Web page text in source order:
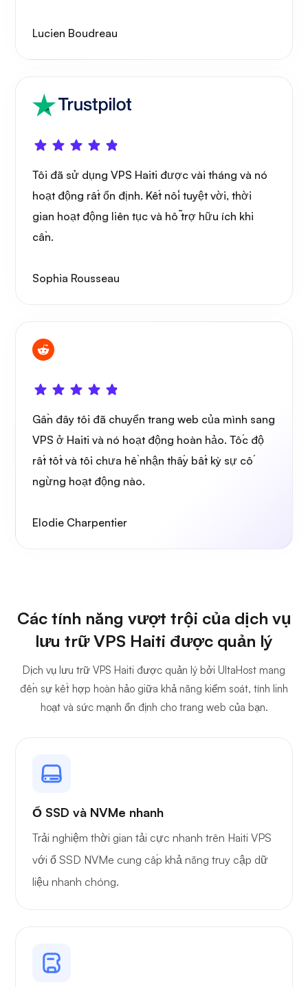
Tia X
Đồ họa
Lucien Boudreau
Tôi đã sử dụng VPS Haiti được vài tháng và nó
hoạt động rất ổn định. Kết nối tuyệt vời, thời
gian hoạt động liên tục và hỗ trợ hữu ích khi
cần.
Sophia Rousseau
Gần đây tôi đã chuyển trang web của mình sang
VPS ở Haiti và nó hoạt động hoàn hảo. Tốc độ
rất tốt và tôi chưa hề nhận thấy bất kỳ sự cố
ngừng hoạt động nào.
Elodie Charpentier
Các tính năng vượt trội của dịch vụ
lưu trữ VPS Haiti được quản lý
Dịch vụ lưu trữ VPS Haiti được quản lý bởi UltaHost mang
đến sự kết hợp hoàn hảo giữa khả năng kiểm soát, tính linh
hoạt và sức mạnh ổn định cho trang web của bạn.
Ổ SSD và NVMe nhanh
Trải nghiệm thời gian tải cực nhanh trên Haiti VPS
với ổ SSD NVMe cung cấp khả năng truy cập dữ
liệu nhanh chóng.